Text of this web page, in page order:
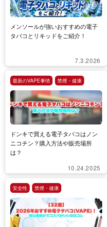
メンソールが強いおすすめの電子
タバコとリキッドをご紹介！
7.3.2026
最新のVAPE事情 禁煙・健康
ドンキで買える電子タバコはノン
ニコチン？購入方法や販売場所
は？
10.24.2025
安全性 禁煙・健康